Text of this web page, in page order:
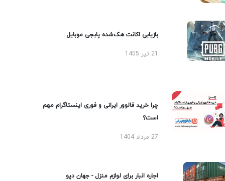
بازیابی اکانت هک‌شده پابجی موبایل
چرا خرید فالوور ایرانی و فوری اینستاگرام مهم
است؟
27 مرداد 1404
اجاره انبار برای لوازم منزل - جهان دپو